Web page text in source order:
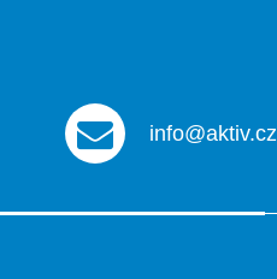
info@aktiv.cz